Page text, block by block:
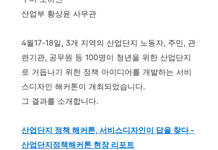
산업부 황상윤 사무관
4월17-18일, 3개 지역의 산업단지 노동자, 주민, 관
련기관, 공무원 등 100명이 청년을 위한 산업단지
로 거듭나기 위한 정책 아이디어를 개발하는 서비
스디자인 해커톤이 개최되었습니다.
그 결과를 소개합니다.
산업단지 정책 해커톤, 서비스디자인이 답을 찾다 -
산업단지정책해커톤 현장 리포트